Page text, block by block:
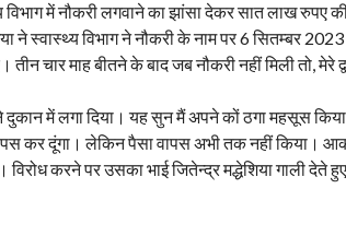
विभाग में नौकरी लगवाने का झांसा देकर सात लाख रुपए
ने स्वास्थ्य विभाग ने नौकरी के नाम पर 6 सितम्बर
चार माह बीतने के बाद जब नौकरी नहीं मिली तो, मेरे
में लगा दिया। यह सुन मैं अपने कों ठगा महसूस
वापस कर दूंगा। लेकिन पैसा वापस अभी तक नहीं किया।
करने पर उसका भाई जितेन्द्र मद्धेशिया गाली देते